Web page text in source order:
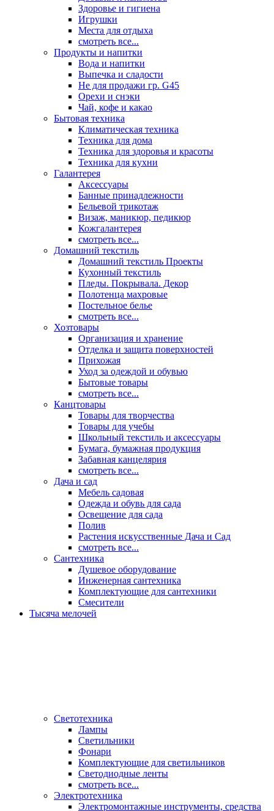
Здоровье и гигиена
Игрушки
Места для отдыха
смотреть все...
Продукты и напитки
Вода и напитки
Выпечка и сладости
Не для продажи гр. G45
Орехи и снэки
Чай, кофе и какао
Бытовая техника
Климатическая техника
Техника для дома
Техника для здоровья и красоты
Техника для кухни
Галантерея
Аксессуары
Банные принадлежности
Бельевой трикотаж
Визаж, маникюр, педикюр
Кожгалантерея
смотреть все...
Домашний текстиль
Домашний текстиль Проекты
Кухонный текстиль
Пледы. Покрывала. Декор
Полотенца махровые
Постельное белье
смотреть все...
Хозтовары
Организация и хранение
Отделка и защита поверхностей
Прихожая
Уход за одеждой и обувью
Бытовые товары
смотреть все...
Канцтовары
Товары для творчества
Товары для учебы
Школьный текстиль и аксессуары
Бумага, бумажная продукция
Забавная канцелярия
смотреть все...
Дача и сад
Мебель садовая
Одежда и обувь для сада
Освещение для сада
Полив
Растения искусственные Дача и Сад
смотреть все...
Сантехника
Душевое оборудование
Инженерная сантехника
Комплектующие для сантехники
Смесители
Тысяча мелочей
Светотехника
Лампы
Светильники
Фонари
Комплектующие для светильников
Светодиодные ленты
смотреть все...
Электротехника
Электромонтажные инструменты, средства